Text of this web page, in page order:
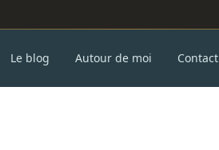
Le blog Autour de moi Contact